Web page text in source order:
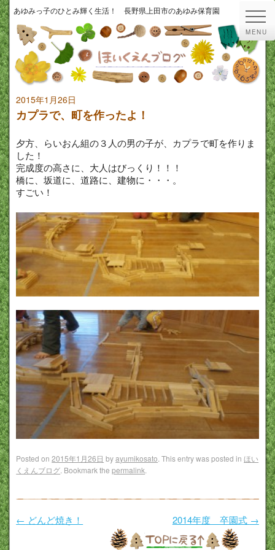
あゆみっ子のひとみ輝く生活！ 長野県上田市のあゆみ保育園
MENU
2015年1月26日
カプラで、町を作ったよ！
夕方、らいおん組の３人の男の子が、カプラで町を作りま
した！
完成度の高さに、大人はびっくり！！！
橋に、坂道に、道路に、建物に・・・。
すごい！
Posted on2015年1月26日 byayumikosato. This entry was posted inほい
くえんブログ. Bookmark thepermalink.
Post navigation
← どんど焼き！ 2014年度 卒園式 →